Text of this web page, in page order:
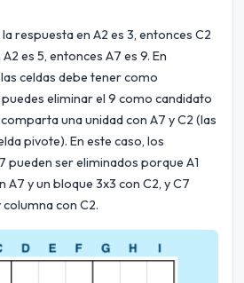
respuesta en A2 es 3, entonces C2
es 5, entonces A7 es 9. En
celdas debe tener como
eliminar el 9 como candidato
una unidad con A7 y C2 (las
pivote). En este caso, los
pueden ser eliminados porque A1
y un bloque 3x3 con C2, y C7
con C2.